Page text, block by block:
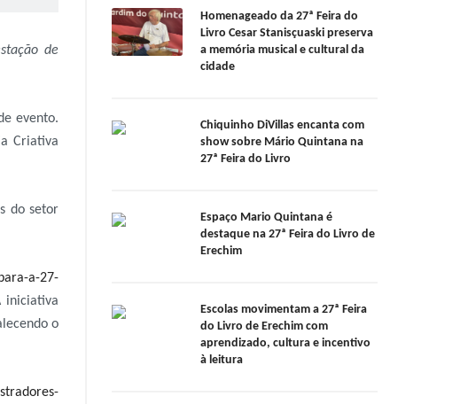
de
evento.
Criativa
do setor
a-27-
iniciativa
o
Homenageado da 27ª Feira do
Livro Cesar Stanisçuaski preserva
a memória musical e cultural da
cidade
Chiquinho DiVillas encanta com
show sobre Mário Quintana na
27ª Feira do Livro
Espaço Mario Quintana é
destaque na 27ª Feira do Livro de
Erechim
Escolas movimentam a 27ª Feira
do Livro de Erechim com
aprendizado, cultura e incentivo
à leitura